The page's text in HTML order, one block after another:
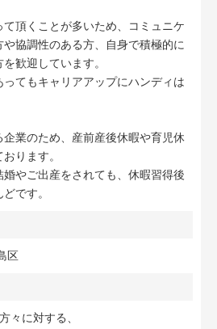
頂くことが多いため、コミュニケ
協調性のある方、自身で積極的に
歓迎しています。
ってもキャリアアップにハンディは
業のため、産前産後休暇や育児休
ります。
やご出産をされても、休暇習得後
です。
区
々に対する、